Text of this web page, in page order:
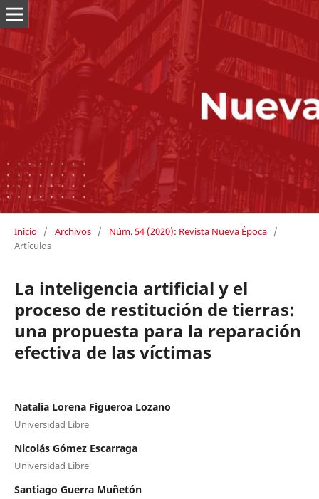
Inicio / Archivos / Núm. 54 (2020): Revista Nueva Época /
Artículos
La inteligencia artificial y el
proceso de restitución de tierras:
una propuesta para la reparación
efectiva de las víctimas
Natalia Lorena Figueroa Lozano
Universidad Libre
Nicolás Gómez Escarraga
Universidad Libre
Santiago Guerra Muñetón